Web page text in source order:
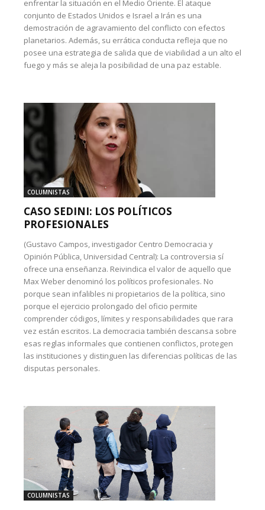
enfrentar la situación en el Medio Oriente. El ataque
conjunto de Estados Unidos e Israel a Irán es una
demostración de agravamiento del conflicto con efectos
planetarios. Además, su errática conducta refleja que no
posee una estrategia de salida que de viabilidad a un alto el
fuego y más se aleja la posibilidad de una paz estable.
COLUMNISTAS
CASO SEDINI: LOS POLÍTICOS
PROFESIONALES
(Gustavo Campos, investigador Centro Democracia y
Opinión Pública, Universidad Central): La controversia sí
ofrece una enseñanza. Reivindica el valor de aquello que
Max Weber denominó los políticos profesionales. No
porque sean infalibles ni propietarios de la política, sino
porque el ejercicio prolongado del oficio permite
comprender códigos, límites y responsabilidades que rara
vez están escritos. La democracia también descansa sobre
esas reglas informales que contienen conflictos, protegen
las instituciones y distinguen las diferencias políticas de las
disputas personales.
COLUMNISTAS